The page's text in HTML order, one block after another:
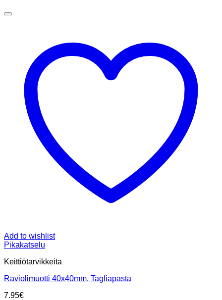
Add to wishlist
Pikakatselu
Keittiötarvikkeita
Raviolimuotti 40x40mm, Tagliapasta
7.95€